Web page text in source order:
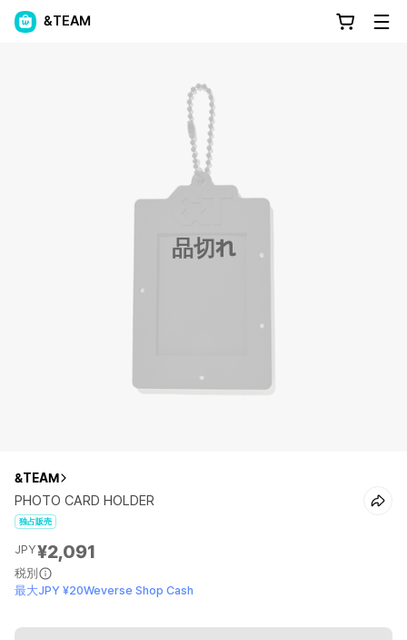
&TEAM
品切れ
&TEAM
PHOTO CARD HOLDER
独占販売
JPY¥2,091
税別
最大JPY ¥20Weverse Shop Cash